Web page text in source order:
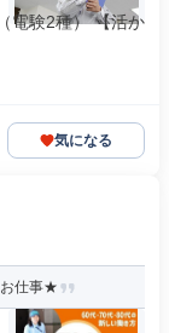
電験2種） 【活か
気になる
お仕事★